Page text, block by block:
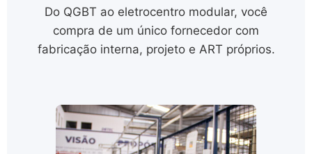
Do QGBT ao eletrocentro modular, você
compra de um único fornecedor com
fabricação interna, projeto e ART próprios.